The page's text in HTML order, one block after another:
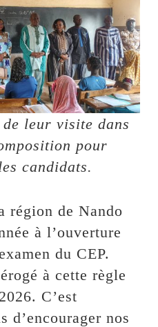
leur visite dans
pour
candidats.
région de Nando
à l’ouverture
du CEP.
à cette règle
C’est
d’encourager nos